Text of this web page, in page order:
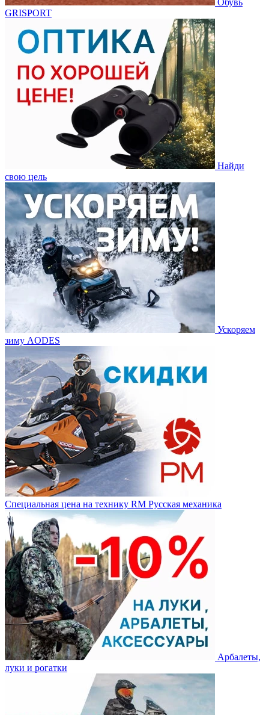
Обувь
GRISPORT
Найди
свою цель
Ускоряем
зиму AODES
Специальная цена на технику RM Русская механика
Арбалеты,
луки и рогатки